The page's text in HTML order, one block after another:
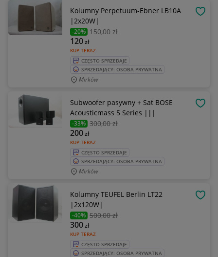
Kolumny Perpetuum-Ebner LB10A
|2x20W|
-20% 150,00 zł
KUP TERAZ
120zł
CZĘSTO SPRZEDAJE
SPRZEDAJĄCY: OSOBA PRYWATNA
Mirków
Subwoofer pasywny + Sat BOSE
Acousticmass 5 Series |||
-33% 300,00 zł
KUP TERAZ
200zł
CZĘSTO SPRZEDAJE
SPRZEDAJĄCY: OSOBA PRYWATNA
Mirków
Kolumny TEUFEL Berlin LT22
|2x120W|
-40% 500,00 zł
KUP TERAZ
300zł
CZĘSTO SPRZEDAJE
SPRZEDAJĄCY: OSOBA PRYWATNA